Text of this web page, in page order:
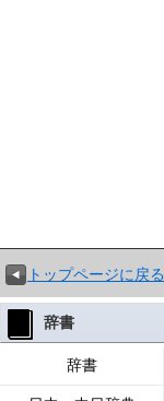
トップページに戻る
辞書
辞書